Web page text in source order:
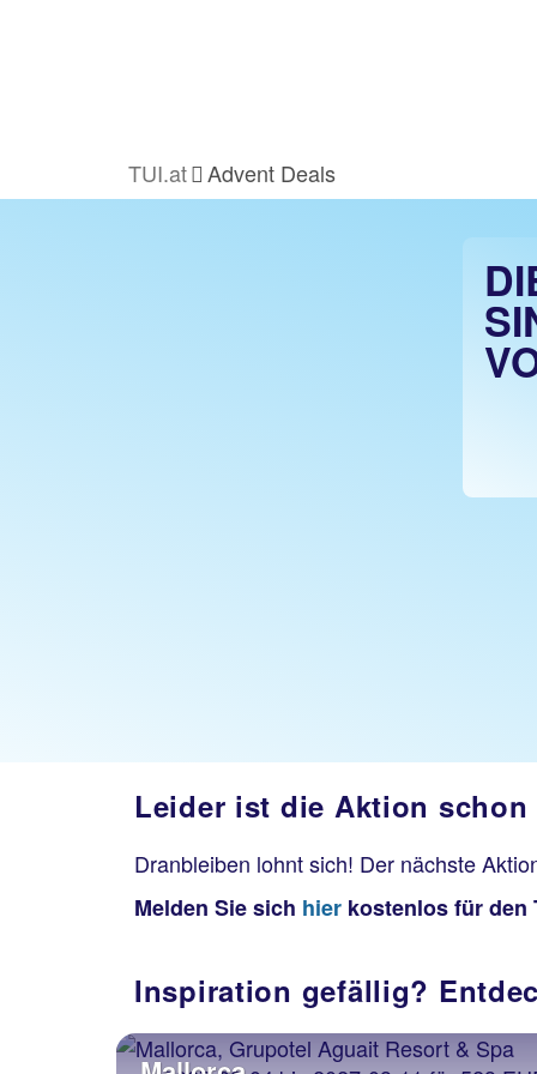
TUI.at Advent Deals
Leider ist die Aktion schon
Dranbleiben lohnt sich! Der nächste
Melden Sie sich hier kostenlos für den
Inspiration gefällig?